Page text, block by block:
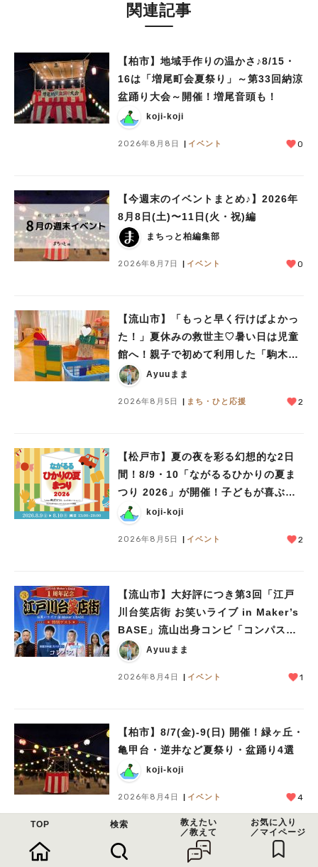
関連記事
【柏市】地域手作りの温かさ♪8/15・
16は「増尾町会夏祭り」～第33回納涼
盆踊り大会～開催！増尾音頭も！
koji-koji
2026年8月8日 イベント 0
【今週末のイベントまとめ♪】2026年
8月8日(土)〜11日(火・祝)編
まちっと柏編集部
2026年8月7日 イベント 0
【流山市】「もっと早く行けばよかっ
た！」夏休みの救世主♡暑い日は児童
館へ！親子で初めて利用した「駒木台
児童館」レポート
Ayuuまま
2026年8月5日 まち・ひと応援 2
【松戸市】夏の夜を彩る幻想的な2日
間！8/9・10「ながるるひかりの夏ま
つり 2026」が開催！子どもが喜ぶワ
ークショップや限定ヒーローショーも
koji-koji
2026年8月5日 イベント 2
【流山市】大好評につき第3回「江戸
川台笑店街 お笑いライブ in Maker’s
BASE」流山出身コンビ「コンパス」
も登場！8/23（日）
Ayuuまま
2026年8月4日 イベント 1
【柏市】8/7(金)‐9(日) 開催！緑ヶ丘・
亀甲台・逆井など夏祭り・盆踊り4選
koji-koji
2026年8月4日 イベント 4
TOP 検索
教えたい
／教えて
お気に入り
／マイページ